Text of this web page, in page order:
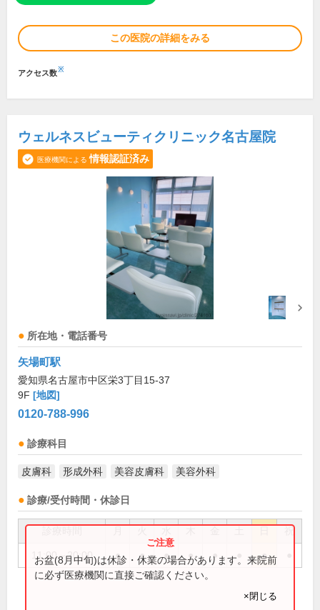
この医院の詳細をみる
アクセス数※
ウェルネスビューティクリニック名古屋院
医療機関による 情報認証済み
所在地・電話番号
矢場町駅
愛知県名古屋市中区栄3丁目15-37
9F [地図]
0120-788-996
診療科目
皮膚科 形成外科 美容皮膚科 美容外科
診療/受付時間・休診日
祝
11:00～20:00 ● ● ● ● ● ●
お盆(8月中旬)は休診・休業の場合があります。来院前
に必ず医療機関に直接ご確認ください。
×閉じる